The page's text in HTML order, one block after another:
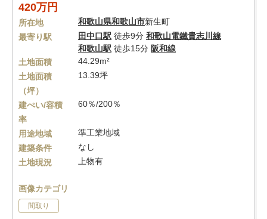
420万円
所在地 和歌山県和歌山市新生町
最寄り駅
田中口駅 徒歩9分 和歌山電鐵貴志川線
和歌山駅 徒歩15分 阪和線
土地面積
44.29m²
土地面積
（坪）
13.39坪
建ぺい/容積
率
60％/200％
用途地域
準工業地域
建築条件
なし
土地現況
上物有
画像カテゴリ
間取り